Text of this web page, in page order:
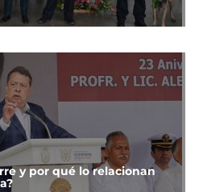
y por qué lo relacionan